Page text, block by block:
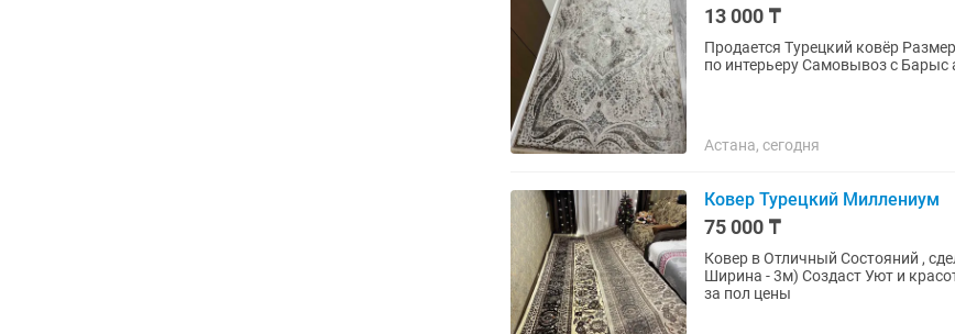
13 000 ₸
Продается Турецкий ковёр Размер 150 на 230 Новый! Продаем в связи с тем, что не подходит
по интерьеру Самовывоз с
Астана, сегодня
Ковер Турецкий Миллениум
75 000 ₸
Ковер в Отличный Состояний ,
Ширина - 3м) Создаст Уют и
за пол цены